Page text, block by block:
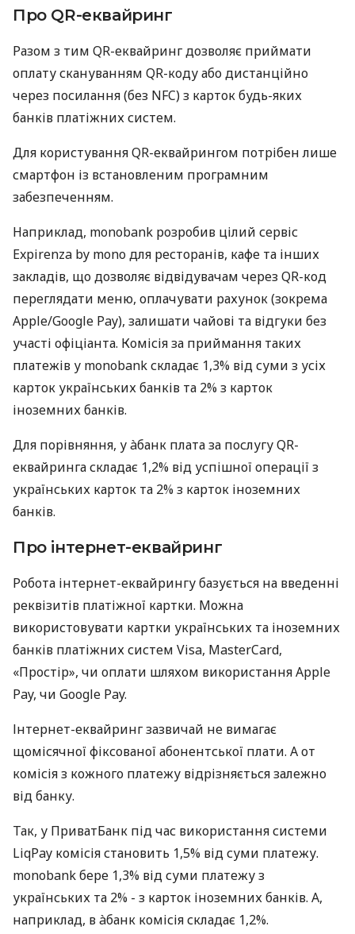
Про QR-еквайринг
Разом з тим QR-еквайринг дозволяє приймати
оплату скануванням QR-коду або дистанційно
через посилання (без NFC) з карток будь-яких
банків платіжних систем.
Для користування QR-еквайрингом потрібен лише
смартфон із встановленим програмним
забезпеченням.
Наприклад, monobank розробив цілий сервіс
Expirenza by mono для ресторанів, кафе та інших
закладів, що дозволяє відвідувачам через QR-код
переглядати меню, оплачувати рахунок (зокрема
Apple/Google Pay), залишати чайові та відгуки без
участі офіціанта. Комісія за приймання таких
платежів у monobank складає 1,3% від суми з усіх
карток українських банків та 2% з карток
іноземних банків.
Для порівняння, у àбанк плата за послугу QR-
еквайринга складає 1,2% від успішної операції з
українських карток та 2% з карток іноземних
банків.
Про інтернет-еквайринг
Робота інтернет-еквайрингу базується на введенні
реквізитів платіжної картки. Можна
використовувати картки українських та іноземних
банків платіжних систем Visa, MasterCard,
«Простір», чи оплати шляхом використання Apple
Pay, чи Google Pay.
Інтернет-еквайринг зазвичай не вимагає
щомісячної фіксованої абонентської плати. А от
комісія з кожного платежу відрізняється залежно
від банку.
Так, у ПриватБанк під час використання системи
LiqPay комісія становить 1,5% від суми платежу.
monobank бере 1,3% від суми платежу з
українських та 2% - з карток іноземних банків. А,
наприклад, в àбанк комісія складає 1,2%.